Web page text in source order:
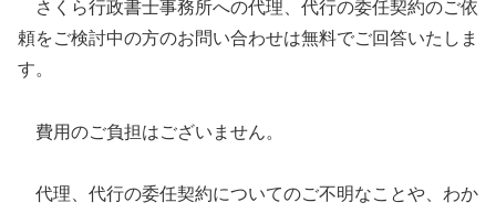
さくら行政書士事務所への代理、代行の委任契約のご依
頼をご検討中の方のお問い合わせは無料でご回答いたしま
す。
費用のご負担はございません。
代理、代行の委任契約についてのご不明なことや、わか